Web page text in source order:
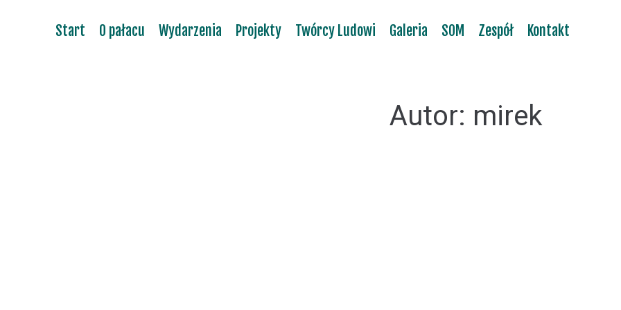
Start O pałacu Wydarzenia Projekty Twórcy Ludowi Galeria SOM Zespół Kontakt
Autor: mirek